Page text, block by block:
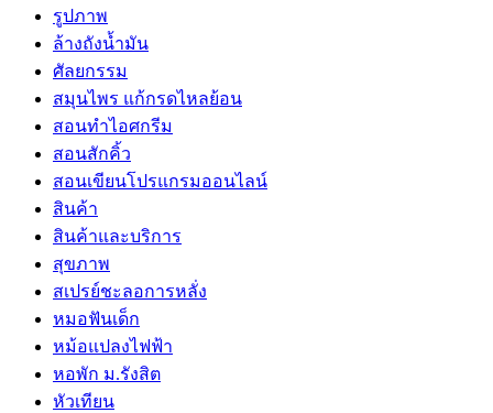
รูปภาพ
ล้างถังน้ำมัน
ศัลยกรรม
สมุนไพร แก้กรดไหลย้อน
สอนทำไอศกรีม
สอนสักคิ้ว
สอนเขียนโปรแกรมออนไลน์
สินค้า
สินค้าและบริการ
สุขภาพ
สเปรย์ชะลอการหลั่ง
หมอฟันเด็ก
หม้อแปลงไฟฟ้า
หอพัก ม.รังสิต
หัวเทียน